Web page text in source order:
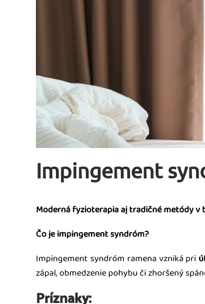
Impingement
Moderná fyzioterapia aj tradičné metódy v
Čo je impingement syndróm?
Impingement syndróm ramena vzniká pri
zápal, obmedzenie pohybu či zhoršený
Príznaky: